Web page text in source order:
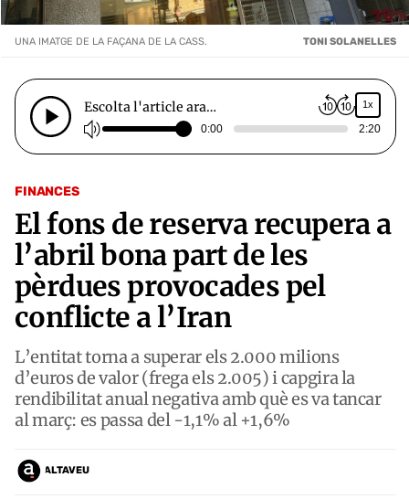
FINANCES
El fons de reserva recupera a
l’abril bona part de les
pèrdues provocades pel
conflicte a l’Iran
L’entitat torna a superar els 2.000 milions
d’euros de valor (frega els 2.005) i capgira la
rendibilitat anual negativa amb què es va tancar
al març: es passa del -1,1% al +1,6%
ALTAVEU
UNA IMATGE DE LA FAÇANA DE LA CASS. TONI SOLANELLES
Escolta l'article ara… 1x
0:00 2:20